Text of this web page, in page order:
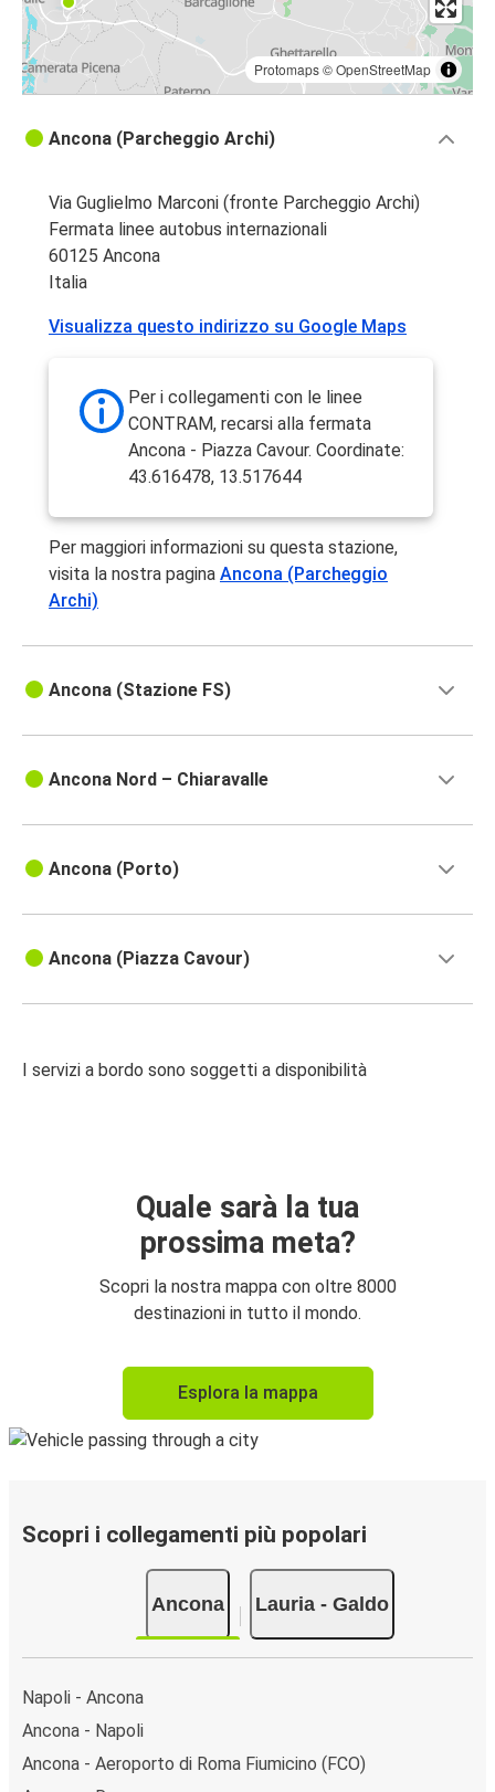
Protomaps©OpenStreetMap
Ancona (Parcheggio Archi)
Via Guglielmo Marconi (fronte Parcheggio Archi)
Fermata linee autobus internazionali
60125 Ancona
Italia
Visualizza questo indirizzo su Google Maps
Per i collegamenti con le linee
CONTRAM, recarsi alla fermata
Ancona - Piazza Cavour. Coordinate:
43.616478, 13.517644
Per maggiori informazioni su questa stazione,
visita la nostra pagina Ancona (Parcheggio
Archi)
Ancona (Stazione FS)
Ancona Nord – Chiaravalle
Ancona (Porto)
Ancona (Piazza Cavour)
I servizi a bordo sono soggetti a disponibilità
Quale sarà la tua
prossima meta?
Scopri la nostra mappa con oltre 8000
destinazioni in tutto il mondo.
Esplora la mappa
Scopri i collegamenti più popolari
Ancona Lauria - Galdo
Napoli - Ancona
Ancona - Napoli
Ancona - Aeroporto di Roma Fiumicino (FCO)